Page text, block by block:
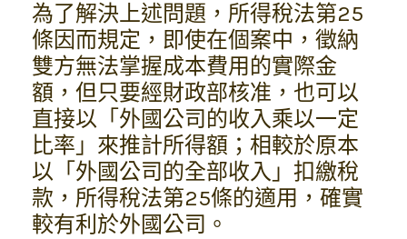
為了解決上述問題，所得稅法第25
條因而規定，即使在個案中，徵納
雙方無法掌握成本費用的實際金
額，但只要經財政部核准，也可以
直接以「外國公司的收入乘以一定
比率」來推計所得額；相較於原本
以「外國公司的全部收入」扣繳稅
款，所得稅法第25條的適用，確實
較有利於外國公司。